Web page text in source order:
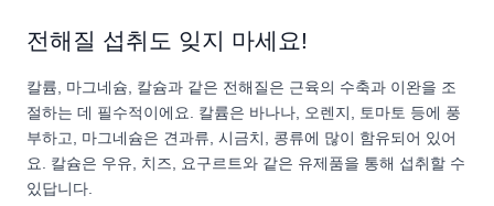
전해질 섭취도 잊지 마세요!
칼륨, 마그네슘, 칼슘과 같은 전해질은 근육의 수축과 이완을 조
절하는 데 필수적이에요. 칼륨은 바나나, 오렌지, 토마토 등에 풍
부하고, 마그네슘은 견과류, 시금치, 콩류에 많이 함유되어 있어
요. 칼슘은 우유, 치즈, 요구르트와 같은 유제품을 통해 섭취할 수
있답니다.